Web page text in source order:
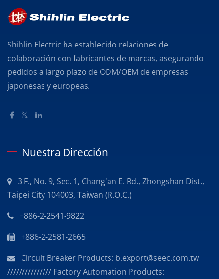
Shihlin Electric ha establecido relaciones de
colaboración con fabricantes de marcas, asegurando
pedidos a largo plazo de ODM/OEM de empresas
japonesas y europeas.
Nuestra Dirección
3 F., No. 9, Sec. 1, Chang'an E. Rd., Zhongshan Dist.,
Taipei City 104003, Taiwan (R.O.C.)
+886-2-2541-9822
+886-2-2581-2665
Circuit Breaker Products: b.export@seec.com.tw
/////////////// Factory Automation Products: